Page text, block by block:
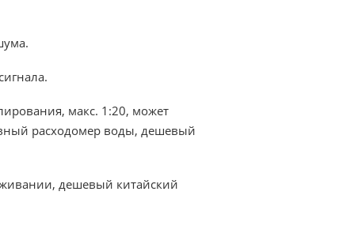
макс. 1:20, может
расходомер воды, дешевый
дешевый китайский